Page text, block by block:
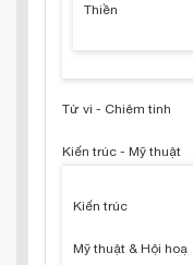
Thiền
Tử vi - Chiêm tinh
Kiến trúc - Mỹ thuật
Kiến trúc
Mỹ thuật & Hội hoạ